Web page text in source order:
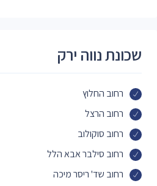
שכונת נווה ירק
רחוב החלוץ
רחוב הרצל
רחוב סוקולוב
רחוב סילבר אבא הלל
רחוב שד' ריסר מיכה